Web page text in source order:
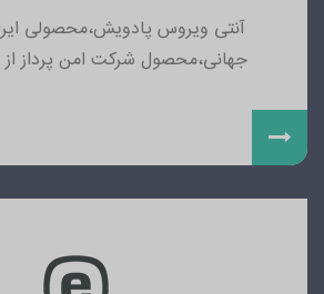
آنتی ویروس پادویش،محصولی
جهانی،محصول شرکت امن پرداز از سال